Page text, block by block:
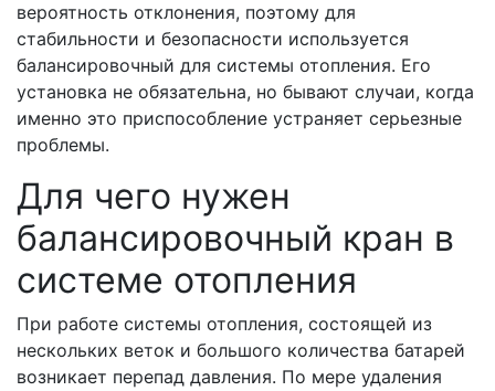
вероятность отклонения, поэтому для
стабильности и безопасности используется
балансировочный для системы отопления. Его
установка не обязательна, но бывают случаи, когда
именно это приспособление устраняет серьезные
проблемы.
Для чего нужен
балансировочный кран в
системе отопления
При работе системы отопления, состоящей из
нескольких веток и большого количества батарей
возникает перепад давления. По мере удаления